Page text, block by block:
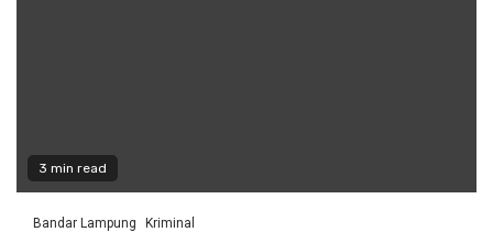
3 min read
Bandar Lampung Kriminal